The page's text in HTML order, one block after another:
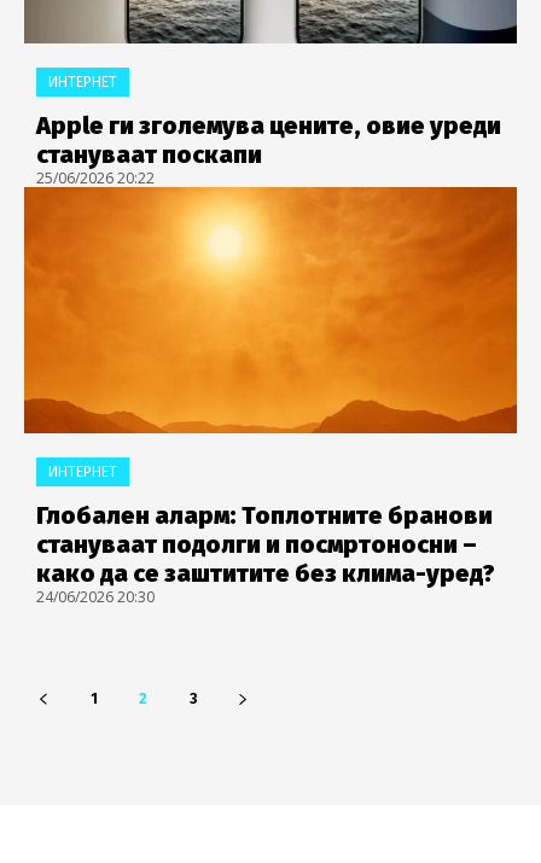
ИНТЕРНЕТ
Apple ги зголемува цените, овие уреди
стануваат поскапи
25/06/2026 20:22
ИНТЕРНЕТ
Глобален аларм: Топлотните бранови
стануваат подолги и посмртоносни –
како да се заштитите без клима-уред?
24/06/2026 20:30
1 2 3